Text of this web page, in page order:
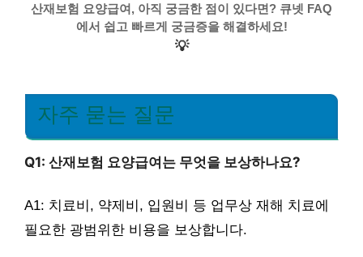
산재보험 요양급여, 아직 궁금한 점이 있다면? 큐넷 FAQ
에서 쉽고 빠르게 궁금증을 해결하세요!
💡
자주 묻는 질문
Q1: 산재보험 요양급여는 무엇을 보상하나요?
A1: 치료비, 약제비, 입원비 등 업무상 재해 치료에
필요한 광범위한 비용을 보상합니다.